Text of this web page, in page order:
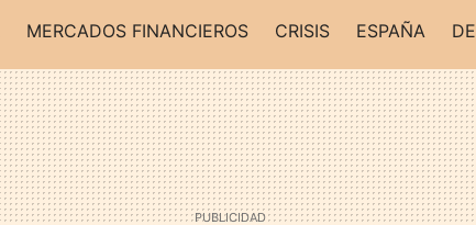
MERCADOS FINANCIEROS CRISIS ESPAÑA